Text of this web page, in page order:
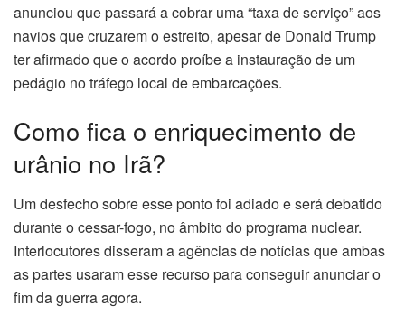
anunciou que passará a cobrar uma “taxa de serviço” aos
navios que cruzarem o estreito, apesar de Donald Trump
ter afirmado que o acordo proíbe a instauração de um
pedágio no tráfego local de embarcações.
Como fica o enriquecimento de
urânio no Irã?
Um desfecho sobre esse ponto foi adiado e será debatido
durante o cessar-fogo, no âmbito do programa nuclear.
Interlocutores disseram a agências de notícias que ambas
as partes usaram esse recurso para conseguir anunciar o
fim da guerra agora.